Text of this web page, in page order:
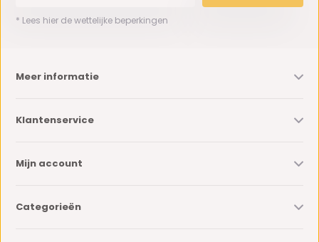
* Lees hier de wettelijke beperkingen
Meer informatie
Klantenservice
Mijn account
Categorieën